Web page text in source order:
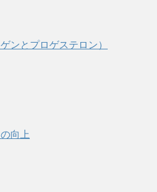
ンとプロゲステロン）
向上